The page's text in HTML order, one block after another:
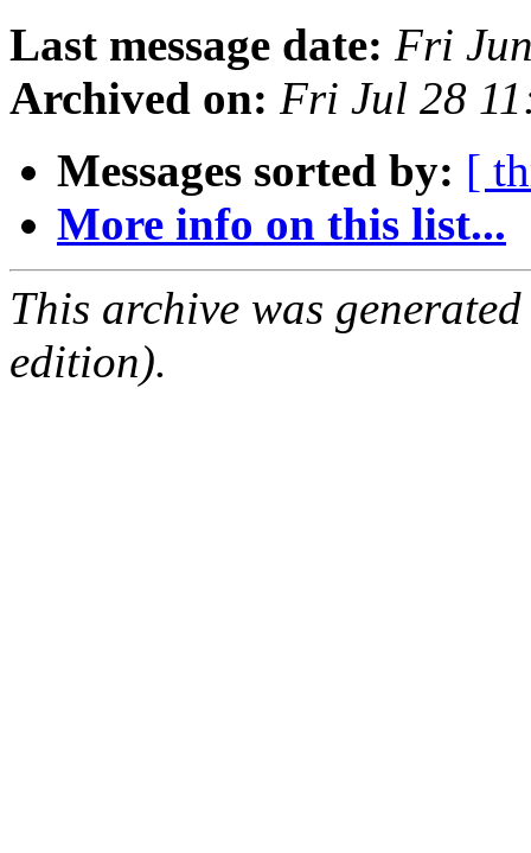
Last message date: Fri
Archived on: Fri Jul 28
Messages sorted by: [
More info on this list...
This archive was
edition).